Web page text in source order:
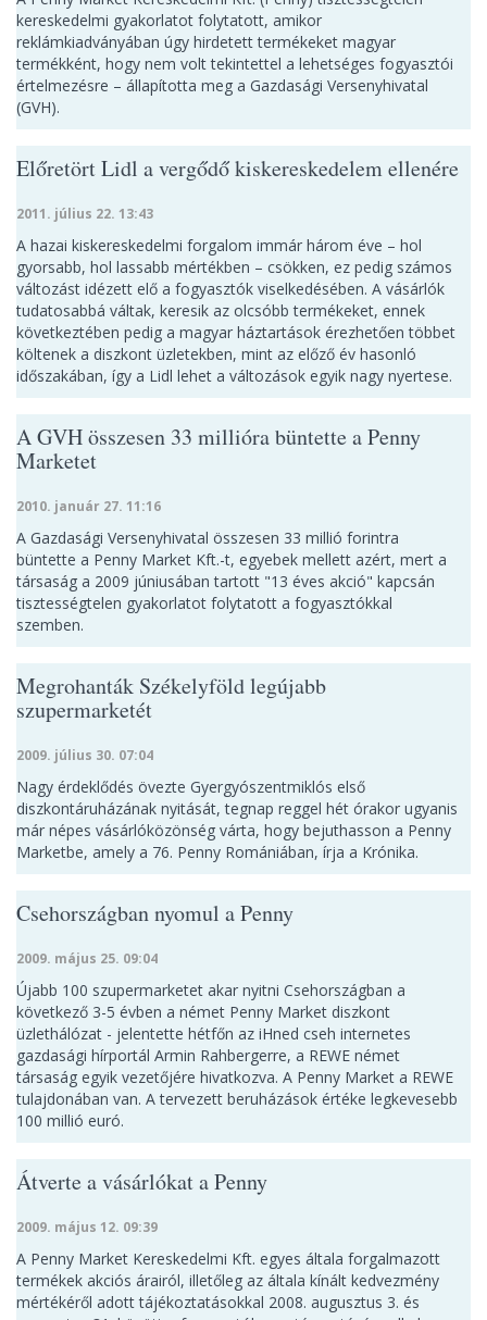
kereskedelmi gyakorlatot folytatott, amikor
reklámkiadványában úgy hirdetett termékeket magyar
termékként, hogy nem volt tekintettel a lehetséges fogyasztói
értelmezésre – állapította meg a Gazdasági Versenyhivatal
(GVH).
Előretört Lidl a vergődő kiskereskedelem ellenére
2011. július 22. 13:43
A hazai kiskereskedelmi forgalom immár három éve – hol
gyorsabb, hol lassabb mértékben – csökken, ez pedig számos
változást idézett elő a fogyasztók viselkedésében. A vásárlók
tudatosabbá váltak, keresik az olcsóbb termékeket, ennek
következtében pedig a magyar háztartások érezhetően többet
költenek a diszkont üzletekben, mint az előző év hasonló
időszakában, így a Lidl lehet a változások egyik nagy nyertese.
A GVH összesen 33 millióra büntette a Penny
Marketet
2010. január 27. 11:16
A Gazdasági Versenyhivatal összesen 33 millió forintra
büntette a Penny Market Kft.-t, egyebek mellett azért, mert a
társaság a 2009 júniusában tartott "13 éves akció" kapcsán
tisztességtelen gyakorlatot folytatott a fogyasztókkal
szemben.
Megrohanták Székelyföld legújabb
szupermarketét
2009. július 30. 07:04
Nagy érdeklődés övezte Gyergyószentmiklós első
diszkontáruházának nyitását, tegnap reggel hét órakor ugyanis
már népes vásárlóközönség várta, hogy bejuthasson a Penny
Marketbe, amely a 76. Penny Romániában, írja a Krónika.
Csehországban nyomul a Penny
2009. május 25. 09:04
Újabb 100 szupermarketet akar nyitni Csehországban a
következő 3-5 évben a német Penny Market diszkont
üzlethálózat - jelentette hétfőn az iHned cseh internetes
gazdasági hírportál Armin Rahbergerre, a REWE német
társaság egyik vezetőjére hivatkozva. A Penny Market a REWE
tulajdonában van. A tervezett beruházások értéke legkevesebb
100 millió euró.
Átverte a vásárlókat a Penny
2009. május 12. 09:39
A Penny Market Kereskedelmi Kft. egyes általa forgalmazott
termékek akciós árairól, illetőleg az általa kínált kedvezmény
mértékéről adott tájékoztatásokkal 2008. augusztus 3. és